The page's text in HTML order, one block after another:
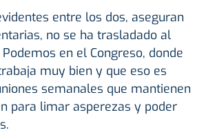
entre los dos, aseguran
no se ha trasladado al
en el Congreso, donde
muy bien y que eso es
semanales que mantienen
para limar asperezas y poder